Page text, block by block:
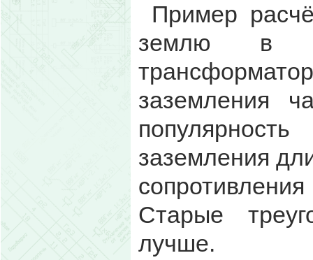
Пример
землю в
заземления
заземления
Старые
лучше.